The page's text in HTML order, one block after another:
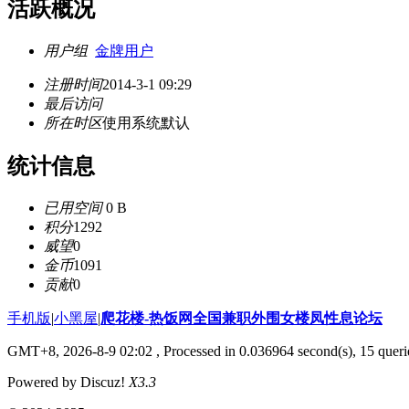
活跃概况
用户组 金牌用户
注册时间2014-3-1 09:29
最后访问
所在时区使用系统默认
统计信息
已用空间0 B
积分1292
威望0
金币1091
贡献0
手机版|小黑屋|爬花楼-热饭网全国兼职外围女楼凤性息论坛
GMT+8, 2026-8-9 02:02 , Processed in 0.036964 second(s), 15
Powered by Discuz! X3.3